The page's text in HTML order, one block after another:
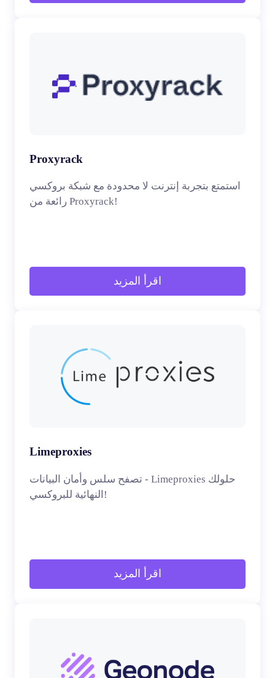
Proxyrack
استمتع بتجربة إنترنت لا محدودة مع شبكة بروكسي
رائعة من Proxyrack!
اقرأ المزيد
Limeproxies
تصفح سلس وأمان البيانات - Limeproxies حلولك
النهائية للبروكسي!
اقرأ المزيد